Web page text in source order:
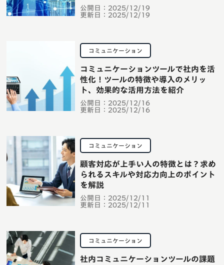
公開日： 2025/12/19
更新日： 2025/12/19
コミュニケーション
公開日： 2025/12/16
更新日： 2025/12/16
コミュニケーションツールで社内を活
性化！ツールの特徴や導入のメリッ
ト、効果的な活用方法を紹介
コミュニケーション
公開日： 2025/12/11
更新日： 2025/12/11
顧客対応が上手い人の特徴とは？求め
られるスキルや対応力向上のポイント
を解説
コミュニケーション
社内コミュニケーションツールの課題